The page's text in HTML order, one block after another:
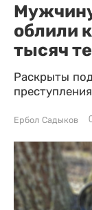
облили
тысяч
Раскрыты
Ербол Садыков